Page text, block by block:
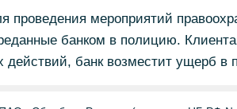
проведения мероприятий
банком в полицию.
действий, банк возместит ущерб в